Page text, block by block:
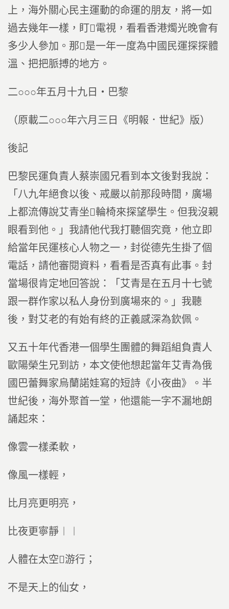
上，海外關心民主運動的命運的朋友，將一如
過去幾年一樣，盯電視，看看香港燭光晚會有
多少人參加。那是一年一度為中國民運探探體
溫、把把脈搏的地方。
二○○○年五月十九日‧巴黎
（原載二○○○年六月三日《明報．世紀》版）
後記
巴黎民運負責人蔡崇國兄看到本文後對我說：
「八九年絕食以後、戒嚴以前那段時間，廣場
上都流傳說艾青坐輪椅來探望學生。但我沒親
眼看到他。」我請他代我打聽個究竟，他立即
給當年民運核心人物之一，封從德先生掛了個
電話，請他審閱資料，看看是否真有此事。封
當場很肯定地回答說：「艾青是在五月十七號
跟一群作家以私人身份到廣場來的。」我聽
後，對艾老的有始有終的正義感深為欽佩。
又五十年代香港一個學生團體的舞蹈組負責人
歐陽榮生兄到訪，本文使他想起當年艾青為俄
國巴蕾舞家烏蘭諾娃寫的短詩《小夜曲》。半
世紀後，海外聚首一堂，他還能一字不漏地朗
誦起來：
像雲一樣柔軟，
像風一樣輕，
比月亮更明亮，
比夜更寧靜︱︱
人體在太空游行；
不是天上的仙女，